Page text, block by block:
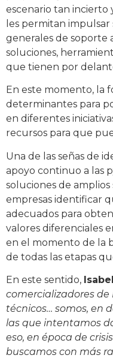
escenario tan incierto
les permitan impulsar
generales de soporte
soluciones,
que tienen por
En este momento, la
determinantes para
en diferentes
recursos para que
Una de las señas de
apoyo continuo a las
soluciones de
empresas identificar
adecuados para
valores diferenciales
en el momento de la
de todas las etapas
En este sentido,
comercializadores de
técnicos… somos, en
las que intentamos
eso, en época de
buscamos con más